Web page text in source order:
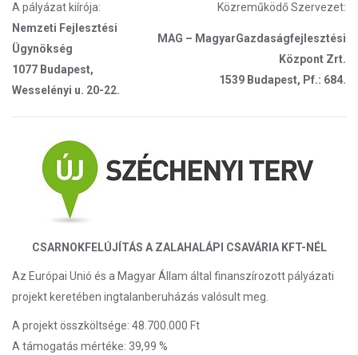
A pályázat kiírója:
Közreműködő Szervezet:
Nemzeti Fejlesztési
Ügynökség
1077 Budapest,
Wesselényi u. 20-22.
MAG – MagyarGazdaságfejlesztési
Központ Zrt.
1539 Budapest, Pf.: 684.
CSARNOKFELÚJÍTÁS A ZALAHALÁPI CSAVÁRIA KFT-NÉL
Az Európai Unió és a Magyar Állam által finanszírozott pályázati
projekt keretében ingtalanberuházás valósult meg.
A projekt összköltsége: 48.700.000 Ft
A támogatás mértéke: 39,99 %